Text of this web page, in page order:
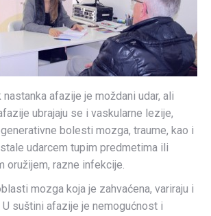
afazije je moždani udar, ali
ubrajaju se i vaskularne lezije,
bolesti mozga, traume, kao i
udarcem tupim predmetima ili
oružijem, razne infekcije.
mozga koja je zahvaćena, variraju i
suštini afazije je nemogućnost i